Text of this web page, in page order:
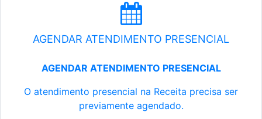
AGENDAR ATENDIMENTO PRESENCIAL
AGENDAR ATENDIMENTO PRESENCIAL
O atendimento presencial na Receita precisa ser
previamente agendado.